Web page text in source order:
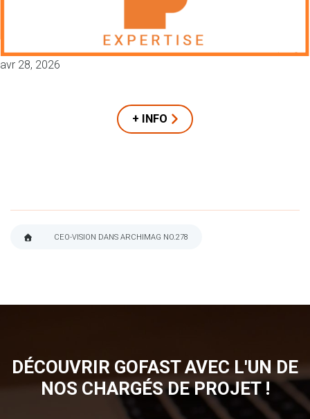
avr 28, 2026
+ INFO
CEO-VISION DANS ARCHIMAG NO.278
DÉCOUVRIR GOFAST AVEC L'UN DE
NOS CHARGÉS DE PROJET !